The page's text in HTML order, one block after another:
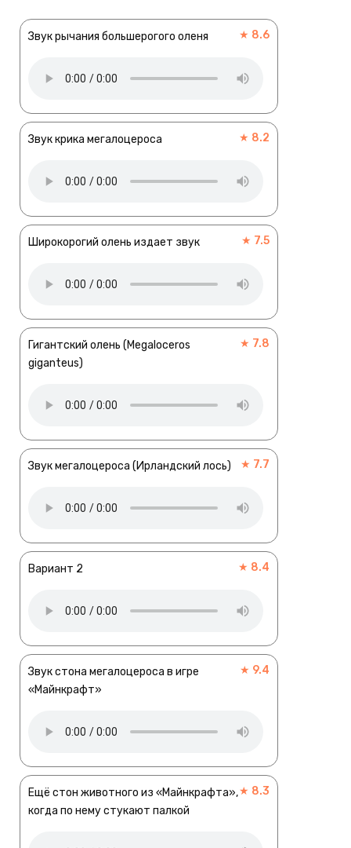
Звук рычания большерогого оленя ★ 8.6
Звук крика мегалоцероса ★ 8.2
Широкорогий олень издает звук ★ 7.5
Гигантский олень (Megaloceros
giganteus)
★ 7.8
Звук мегалоцероса (Ирландский лось) ★ 7.7
Вариант 2 ★ 8.4
Звук стона мегалоцероса в игре
«Майнкрафт»
★ 9.4
Ещё стон животного из «Майнкрафта»,
когда по нему стукают палкой
★ 8.3